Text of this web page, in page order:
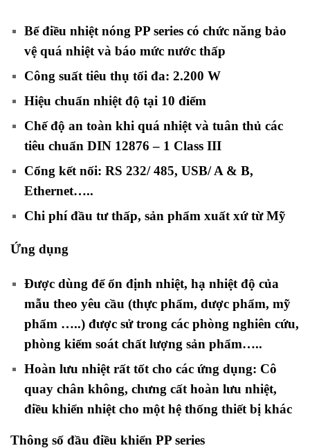
Bể điều nhiệt nóng PP series có chức năng bảo
vệ quá nhiệt và báo mức nước thấp
Công suất tiêu thụ tối đa: 2.200 W
Hiệu chuẩn nhiệt độ tại 10 điểm
Chế độ an toàn khi quá nhiệt và tuân thủ các
tiêu chuẩn DIN 12876 – 1 Class III
Cổng kết nối: RS 232/ 485, USB/ A & B,
Ethernet…..
Chi phí đầu tư thấp, sản phẩm xuất xứ từ Mỹ
Ứng dụng
Được dùng để ổn định nhiệt, hạ nhiệt độ của
mẫu theo yêu cầu (thực phẩm, dược phẩm, mỹ
phẩm …..) được sử trong các phòng nghiên cứu,
phòng kiểm soát chất lượng sản phẩm…..
Hoàn lưu nhiệt rất tốt cho các ứng dụng: Cô
quay chân không, chưng cất hoàn lưu nhiệt,
điều khiển nhiệt cho một hệ thống thiết bị khác
Thông số đầu điều khiển PP series